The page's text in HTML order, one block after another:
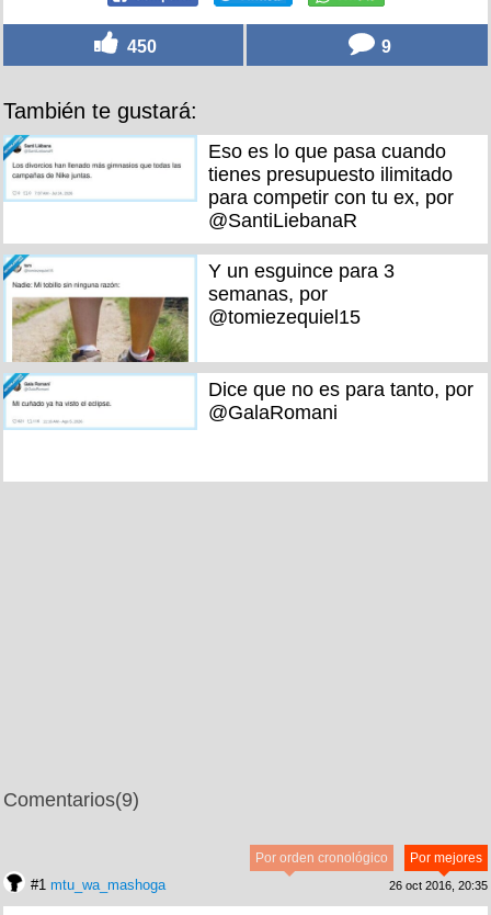
450 9
También te gustará:
Eso es lo que pasa cuando
tienes presupuesto ilimitado
para competir con tu ex, por
@SantiLiebanaR
Y un esguince para 3
semanas, por
@tomiezequiel15
Dice que no es para tanto, por
@GalaRomani
Comentarios(9)
Por mejores
Por orden cronológico
#1 mtu_wa_mashoga 26 oct 2016, 20:35